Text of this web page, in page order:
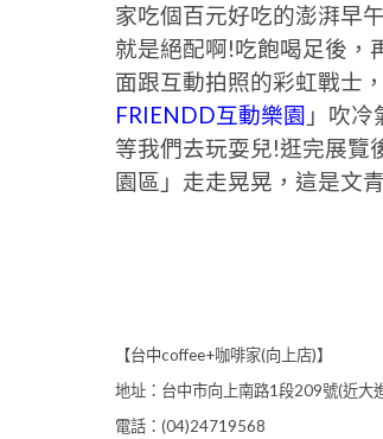
家吃個百元好吃的澎湃早
就是絕配啊!吃飽喝足後，
面跟互動拍照的彩虹戰士
FRIENDD互動樂園 」吹
等我們去玩耍兒!逛完展覽
園區」走走晃晃，這是文
【台中coffee+咖啡家(向上店)】
地址：台中市向上南路1段209號(近大
電話：(04)24719568